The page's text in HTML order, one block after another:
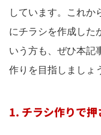
しています。これか
にチラシを作成した
いう方も、ぜひ本記
作りを目指しましょ
1. チラシ作りで